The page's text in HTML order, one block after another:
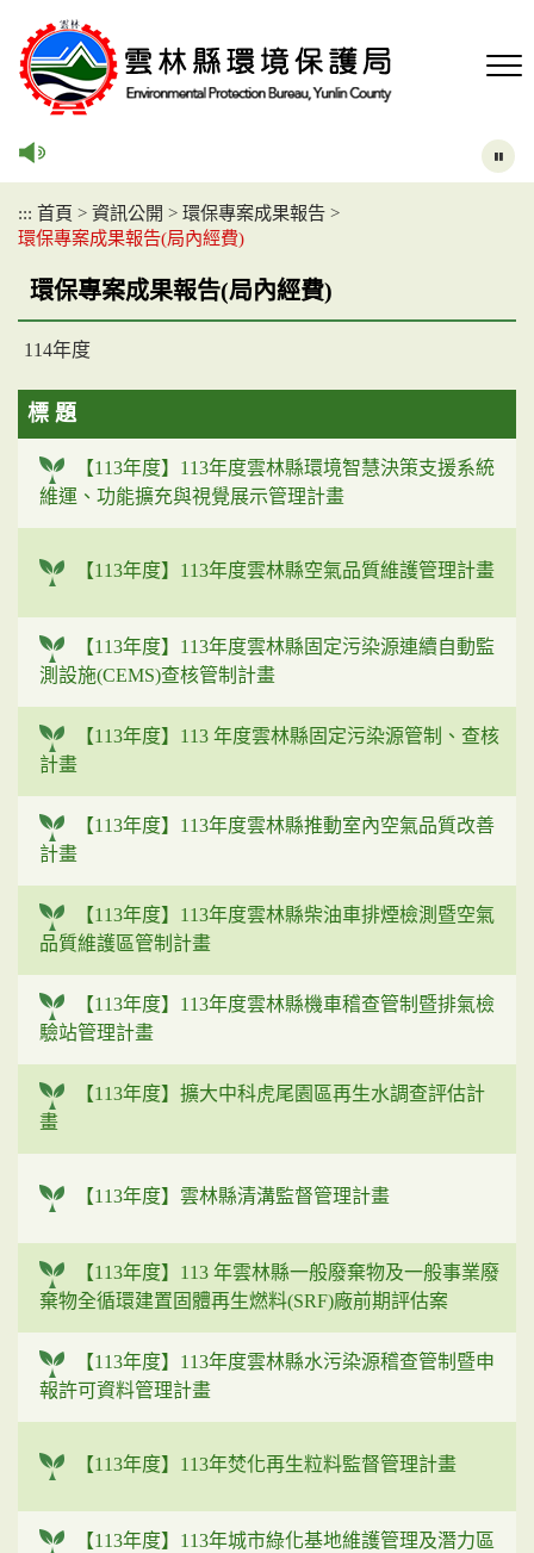
::: 首頁 > 資訊公開 > 環保專案成果報告 >
環保專案成果報告(局內經費)
環保專案成果報告(局內經費)
114年度
標 題
【113年度】113年度雲林縣環境智慧決策支援系統
維運、功能擴充與視覺展示管理計畫
【113年度】113年度雲林縣空氣品質維護管理計畫
【113年度】113年度雲林縣固定污染源連續自動監
測設施(CEMS)查核管制計畫
【113年度】113 年度雲林縣固定污染源管制、查核
計畫
【113年度】113年度雲林縣推動室內空氣品質改善
計畫
【113年度】113年度雲林縣柴油車排煙檢測暨空氣
品質維護區管制計畫
【113年度】113年度雲林縣機車稽查管制暨排氣檢
驗站管理計畫
【113年度】擴大中科虎尾園區再生水調查評估計
畫
【113年度】雲林縣清溝監督管理計畫
【113年度】113 年雲林縣一般廢棄物及一般事業廢
棄物全循環建置固體再生燃料(SRF)廠前期評估案
【113年度】113年度雲林縣水污染源稽查管制暨申
報許可資料管理計畫
【113年度】113年焚化再生粒料監督管理計畫
【113年度】113年城市綠化基地維護管理及潛力區